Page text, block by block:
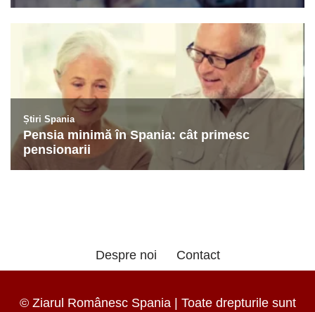
Despre noi Contact
© Ziarul Românesc Spania | Toate drepturile sunt